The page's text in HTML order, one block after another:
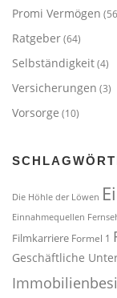
Promi Vermögen
Ratgeber(64)
Selbständigkeit(4)
Versicherungen (3)
Vorsorge (10)
Die Höhle der Löwen
Einnahmequellen
Filmkarriere Formel 1
Geschäftliche